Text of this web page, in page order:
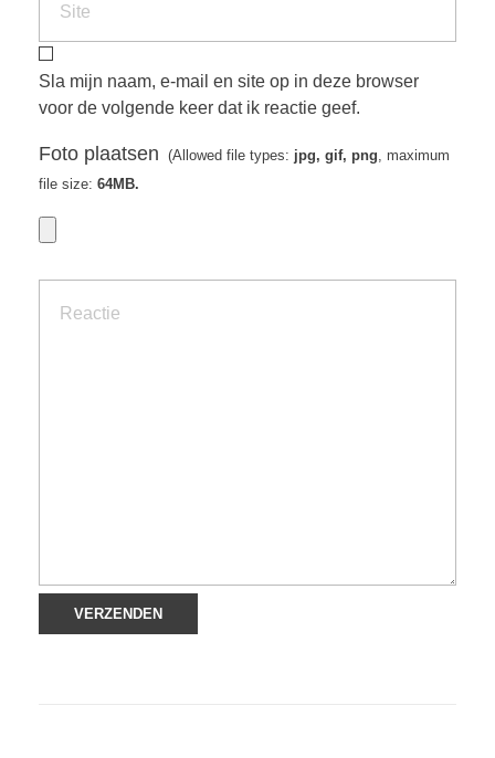
Sla mijn naam, e-mail en site op in deze browser
voor de volgende keer dat ik reactie geef.
Foto plaatsen (Allowed file types: jpg, gif, png, maximum
file size: 64MB.